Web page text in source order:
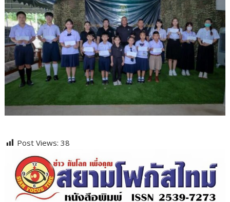
Post Views: 38